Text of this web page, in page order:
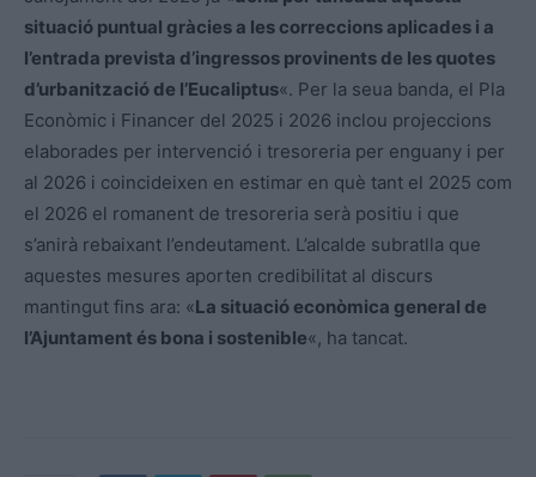
situació puntual gràcies a les correccions aplicades i a
l’entrada prevista d’ingressos provinents de les quotes
d’urbanització de l’Eucaliptus«. Per la seua banda, el Pla
Econòmic i Financer del 2025 i 2026 inclou projeccions
elaborades per intervenció i tresoreria per enguany i per
al 2026 i coincideixen en estimar en què tant el 2025 com
el 2026 el romanent de tresoreria serà positiu i que
s’anirà rebaixant l’endeutament. L’alcalde subratlla que
aquestes mesures aporten credibilitat al discurs
mantingut fins ara: «La situació econòmica general de
l’Ajuntament és bona i sostenible«, ha tancat.